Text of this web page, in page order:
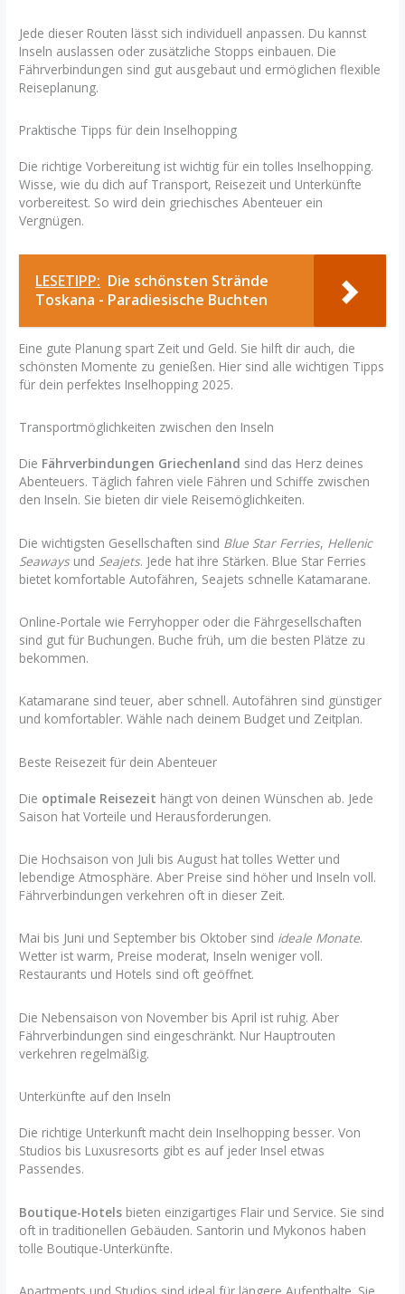
Jede dieser Routen lässt sich individuell anpassen. Du kannst
Inseln auslassen oder zusätzliche Stopps einbauen. Die
Fährverbindungen sind gut ausgebaut und ermöglichen flexible
Reiseplanung.
Praktische Tipps für dein Inselhopping
Die richtige Vorbereitung ist wichtig für ein tolles Inselhopping.
Wisse, wie du dich auf Transport, Reisezeit und Unterkünfte
vorbereitest. So wird dein griechisches Abenteuer ein
Vergnügen.
LESETIPP: Die schönsten Strände
Toskana - Paradiesische Buchten
Eine gute Planung spart Zeit und Geld. Sie hilft dir auch, die
schönsten Momente zu genießen. Hier sind alle wichtigen Tipps
für dein perfektes Inselhopping 2025.
Transportmöglichkeiten zwischen den Inseln
Die Fährverbindungen Griechenland sind das Herz deines
Abenteuers. Täglich fahren viele Fähren und Schiffe zwischen
den Inseln. Sie bieten dir viele Reisemöglichkeiten.
Die wichtigsten Gesellschaften sind Blue Star Ferries, Hellenic
Seawaysund Seajets. Jede hat ihre Stärken. Blue Star Ferries
bietet komfortable Autofähren, Seajets schnelle Katamarane.
Online-Portale wie Ferryhopper oder die Fährgesellschaften
sind gut für Buchungen. Buche früh, um die besten Plätze zu
bekommen.
Katamarane sind teuer, aber schnell. Autofähren sind günstiger
und komfortabler. Wähle nach deinem Budget und Zeitplan.
Beste Reisezeit für dein Abenteuer
Die optimale Reisezeit hängt von deinen Wünschen ab. Jede
Saison hat Vorteile und Herausforderungen.
Die Hochsaison von Juli bis August hat tolles Wetter und
lebendige Atmosphäre. Aber Preise sind höher und Inseln voll.
Fährverbindungen verkehren oft in dieser Zeit.
Mai bis Juni und September bis Oktober sind ideale Monate.
Wetter ist warm, Preise moderat, Inseln weniger voll.
Restaurants und Hotels sind oft geöffnet.
Die Nebensaison von November bis April ist ruhig. Aber
Fährverbindungen sind eingeschränkt. Nur Hauptrouten
verkehren regelmäßig.
Unterkünfte auf den Inseln
Die richtige Unterkunft macht dein Inselhopping besser. Von
Studios bis Luxusresorts gibt es auf jeder Insel etwas
Passendes.
Boutique-Hotels bieten einzigartiges Flair und Service. Sie sind
oft in traditionellen Gebäuden. Santorin und Mykonos haben
tolle Boutique-Unterkünfte.